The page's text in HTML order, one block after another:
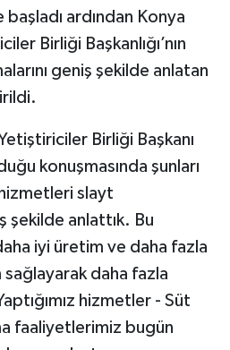
başladı ardından Konya
Birliği Başkanlığı’nın
geniş şekilde anlatan
Yetiştiriciler Birliği Başkanı
konuşmasında şunları
slayt
anlattık. Bu
iyi üretim ve daha fazla
sağlayarak daha fazla
hizmetler - Süt
faaliyetlerimiz bugün